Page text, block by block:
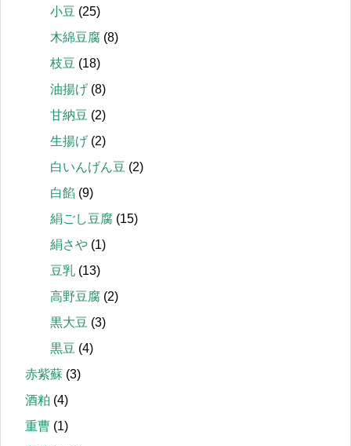
小豆 (25)
木綿豆腐 (8)
枝豆 (18)
油揚げ (8)
甘納豆 (2)
生揚げ (2)
白いんげん豆 (2)
白餡 (9)
絹ごし豆腐 (15)
絹さや (1)
豆乳 (13)
高野豆腐 (2)
黒大豆 (3)
黒豆 (4)
赤紫蘇 (3)
酒粕 (4)
重曹 (1)